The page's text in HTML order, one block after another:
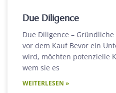
Due Diligence
Due Diligence –
vor dem Kauf Bevor ein
wird, möchten potenzielle
wem sie es
WEITERLESEN »